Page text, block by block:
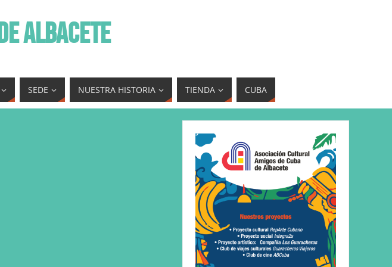
ALBACETE
SEDE NUESTRA HISTORIA TIENDA CUBA